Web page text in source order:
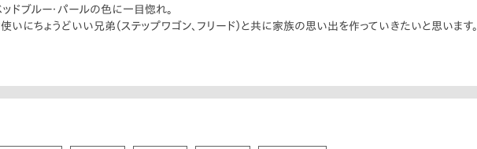
ドブルー・パールの色に一目惚れ。
にちょうどいい兄弟（ステップワゴン、フリード）と共に家族の思い出を作っていきたいと思います。